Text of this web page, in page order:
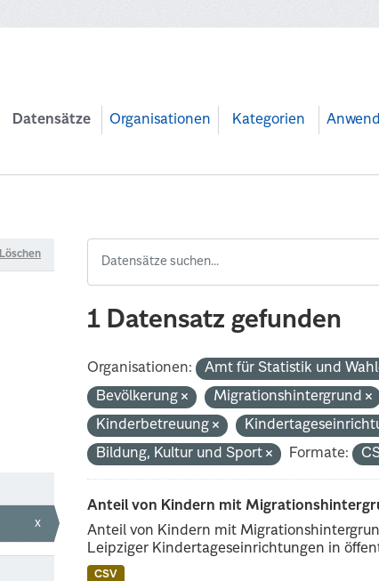
Datensätze Organisationen Kategorien
Löschen
x
1 Datensatz gefunden
Organisationen: Amt für Statistik und
Bevölkerung
Migrationshintergrund
Kinderbetreuung
Bildung, Kultur und Sport
Formate:
Anteil von Kindern mit
Anteil von Kindern mit
Leipziger Kindertageseinrichtungen in
CSV